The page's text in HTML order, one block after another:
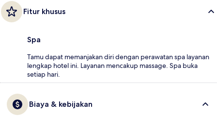
Fitur khusus
Spa
Tamu dapat memanjakan diri dengan perawatan spa layanan
lengkap hotel ini. Layanan mencakup massage. Spa buka
setiap hari.
Biaya & kebijakan